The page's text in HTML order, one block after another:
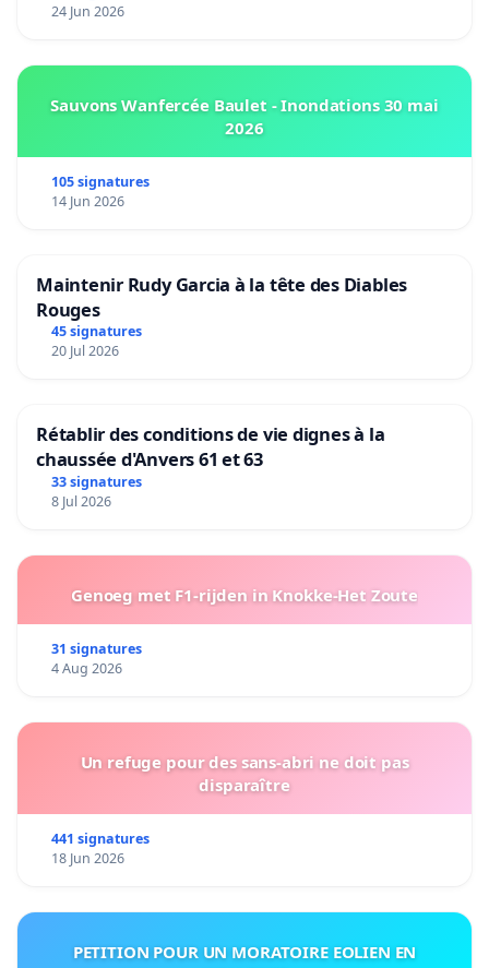
24 Jun 2026
Sauvons Wanfercée Baulet - Inondations 30 mai
2026
105 signatures
14 Jun 2026
Maintenir Rudy Garcia à la tête des Diables
Rouges
45 signatures
20 Jul 2026
Rétablir des conditions de vie dignes à la
chaussée d'Anvers 61 et 63
33 signatures
8 Jul 2026
Genoeg met F1-rijden in Knokke-Het Zoute
31 signatures
4 Aug 2026
Un refuge pour des sans-abri ne doit pas
disparaître
441 signatures
18 Jun 2026
PETITION POUR UN MORATOIRE EOLIEN EN